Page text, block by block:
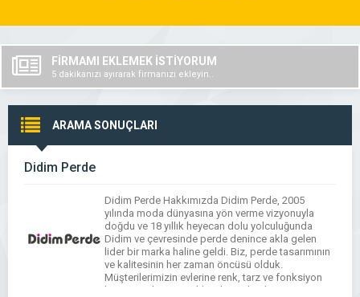
FİRMAMI EKLEMEK İSTİYORUM
5 dakikanızı ayırarak firmanızı ekleyin..
ARAMA SONUÇLARI
Didim Perde
Didim Perde Hakkımızda Didim Perde, 2005
yılında moda dünyasına yön verme vizyonuyla
doğdu ve 18 yıllık heyecan dolu yolculuğunda
Didim ve çevresinde perde denince akla gelen
lider bir marka haline geldi. Biz, perde tasarımının
ve kalitesinin her zaman öncüsü olduk.
Müşterilerimizin evlerine renk, tarz ve fonksiyon
katan perde seçenekleri ile, mekanların